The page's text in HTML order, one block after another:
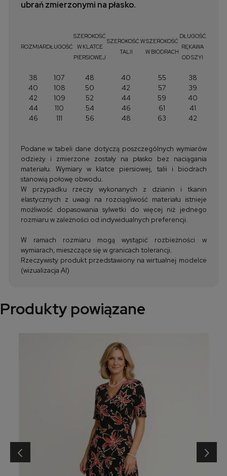
ubrań zmierzonymi na płasko.
ROZMIARDŁUGOŚĆ
SZEROKOŚĆ
W KLATCE
PIERSIOWEJ
SZEROKOŚĆ W
TALII
SZEROKOŚĆ
W BIODRACH
DŁUGOŚĆ
RĘKAWA
OD SZYI
38 107 48 40 55
38
40
108 50 42 57
39
42
109 52 44 59
40
44
110 54 46 61
41
46
111 56 48 63 42
Podane w tabeli dane dotyczą poszczególnych wymiarów
odzieży i zmierzone zostały na płasko bez naciągania
materiału. Wymiary w klatce piersiowej, talii i biodrach
stanowią połowę obwodu.
W przypadku rzeczy wykonanych z dzianin i tkanin
elastycznych z uwagi na rozciągliwość materiału istnieje
możliwość dopasowania sylwetki do więcej niż jednego
rozmiaru w zależności od indywidualnych preferencji.
W ramach rozmiaru mogą wystąpić rozbieżności w
wymiarach, mieszczące się w granicach tolerancji.
Rzeczywisty produkt przedstawiony na wirtualnej modelce
(wizualizacja AI)
Produkty powiązane
‹ ›